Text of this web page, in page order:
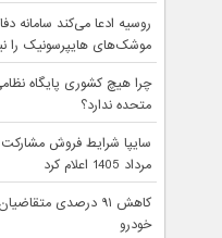
موشک‌های هایپرسونیک
چرا هیچ کشوری پایگاه
متحده ندارد؟
مرداد 1405 اعلام کرد
کاهش ۹۱ درصدی
خودرو